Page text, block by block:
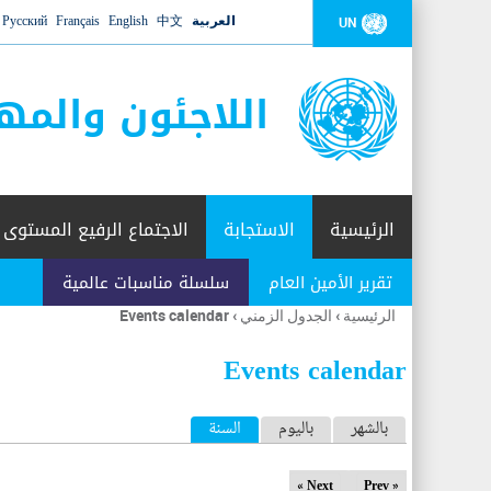
UN العربية 中文
English
Français
Русский
اللاجئون
الرئيسية الاستجابة
تقرير الأمين العام سلسلة مناسبات عالمية
الاجتماع الرفيع المستوى
أنت
هنا
الرئيسية › الجدول الزمني ›
Events calendar
Events calendar
ا
ل
بالشهر باليوم السنة (علامة التبويب النشطة)